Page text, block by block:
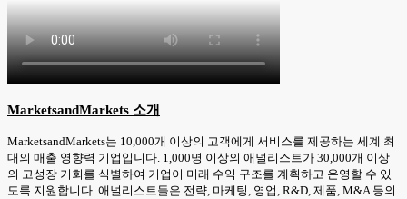
MarketsandMarkets 소개
MarketsandMarkets는 10,000개 이상의 고객에게 서비스를 제공하는 세계 최
대의 매출 영향력 기업입니다. 1,000명 이상의 애널리스트가 30,000개 이상
의 고성장 기회를 식별하여 기업이 미래 수익 구조를 계획하고 운영할 수 있
도록 지원합니다. 애널리스트들은 전략, 마케팅, 영업, R&D, 제품, M&A 등의